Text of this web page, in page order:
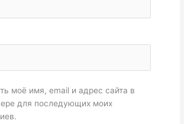
моё имя, email и адрес сайта в
для последующих моих